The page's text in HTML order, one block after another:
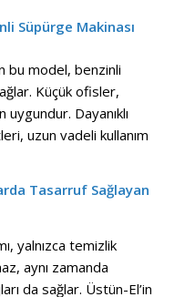
Süpürge Makinası
bu model, benzinli
Küçük ofisler,
Dayanıklı
uzun vadeli kullanım
Tasarruf Sağlayan
yalnızca temizlik
aynı zamanda
da sağlar. Üstün-El’in